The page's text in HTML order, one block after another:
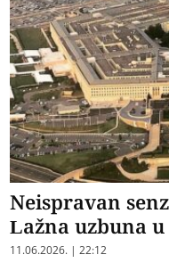
Neispravan
Lažna uzbuna
11.06.2026. | 22:12